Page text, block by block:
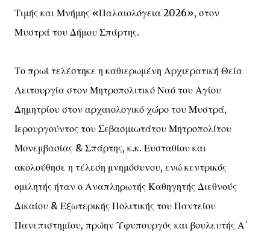
Τιμής και Μνήμης «Παλαιολόγεια 2026», στον
Μυστρά του Δήμου Σπάρτης.
Το πρωί τελέστηκε η καθιερωμένη Αρχιερατική Θεία
Λειτουργία στον Μητροπολιτικό Ναό του Αγίου
Δημητρίου στον αρχαιολογικό χώρο του Μυστρά,
Ιερουργούντος του Σεβασμιωτάτου Μητροπολίτου
Μονεμβασίας & Σπάρτης, κ.κ. Ευσταθίου και
ακολούθησε η τέλεση μνημόσυνου, ενώ κεντρικός
ομιλητής ήταν ο Αναπληρωτής Καθηγητής Διεθνούς
Δικαίου & Εξωτερικής Πολιτικής του Παντείου
Πανεπιστημίου, πρώην Υφυπουργός και βουλευτής Α΄